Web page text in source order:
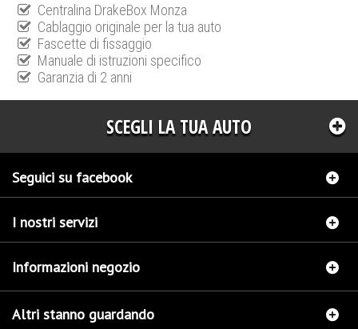
Centralina DrakeBox Monza
Cablaggio originale per la tua auto
Fascette di fissaggio
Manuale di istruzioni specifico
Garanzia di 2 anni
SCEGLI LA TUA AUTO
Seguici su facebook
I nostri servizi
Informazioni negozio
Altri stanno guardando